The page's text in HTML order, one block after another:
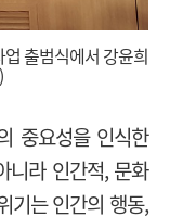
출범식에서 강윤희
중요성을 인식한
니라 인간적, 문화
기는 인간의 행동,